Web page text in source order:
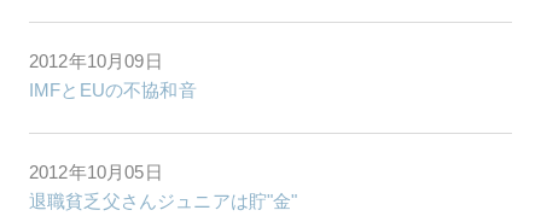
2012年10月09日
IMFとEUの不協和音
2012年10月05日
退職貧乏父さんジュニアは貯"金"